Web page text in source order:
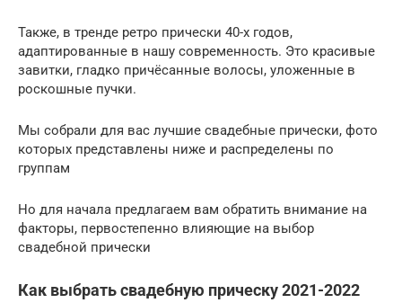
Также, в тренде ретро прически 40-х годов,
адаптированные в нашу современность. Это красивые
завитки, гладко причёсанные волосы, уложенные в
роскошные пучки.
Мы собрали для вас лучшие свадебные прически, фото
которых представлены ниже и распределены по
группам
Но для начала предлагаем вам обратить внимание на
факторы, первостепенно влияющие на выбор
свадебной прически
Как выбрать свадебную прическу 2021-2022